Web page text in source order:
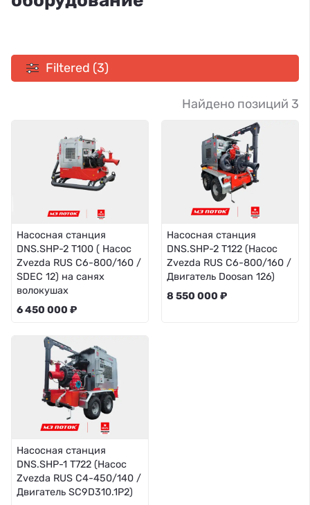
Filtered (3)
Найдено позиций 3
Насосная станция
DNS.SHP-2 T100 ( Насос
Zvezda RUS C6-800/160 /
SDEC 12) на санях
волокушах
6 450 000 ₽
Насосная станция
DNS.SHP-2 T122 (Насос
Zvezda RUS C6-800/160 /
Двигатель Doosan 126)
8 550 000 ₽
Насосная станция
DNS.SHP-1 T722 (Насос
Zvezda RUS C4-450/140 /
Двигатель SC9D310.1P2)